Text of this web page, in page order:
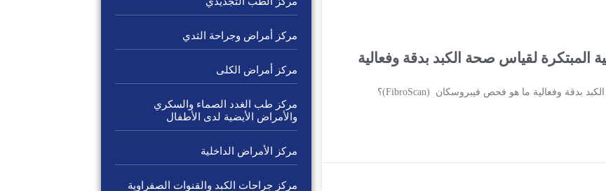
أهم المعلومات عن الفيبروسكان (FibroScan) | التقنية المبتكرة لقياس صحة الكبد بدقة وفعالية ما هو فحص فيبروسكان (FibroScan)؟
مركز أمراض وجراحة الثدي
مركز أمراض الكلى
مركز طب الغدد الصماء والسكري
والأمراض الأيضية لدى الأطفال
مركز الأمراض الداخلية
مركز جراحات الكبد والقنوات الصفراوية